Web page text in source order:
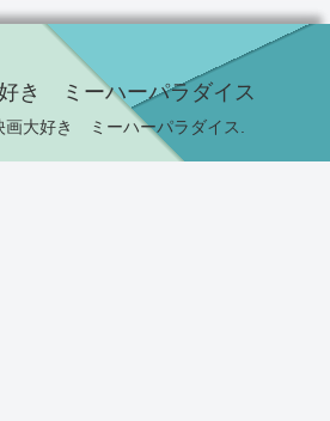
き ミーハーパラダイス
大好き ミーハーパラダイス.